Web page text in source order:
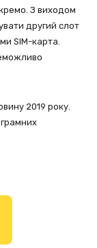
З виходом
другий слот
SIM-карта.
2019 року.